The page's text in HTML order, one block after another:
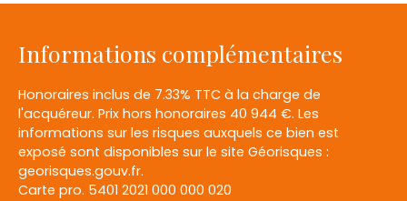
Informations complémentaires
Honoraires inclus de 7.33% TTC à la charge de
l'acquéreur. Prix hors honoraires 40 944 €. Les
informations sur les risques auxquels ce bien est
exposé sont disponibles sur le site Géorisques :
georisques.gouv.fr.
Carte pro. 5401 2021 000 000 020